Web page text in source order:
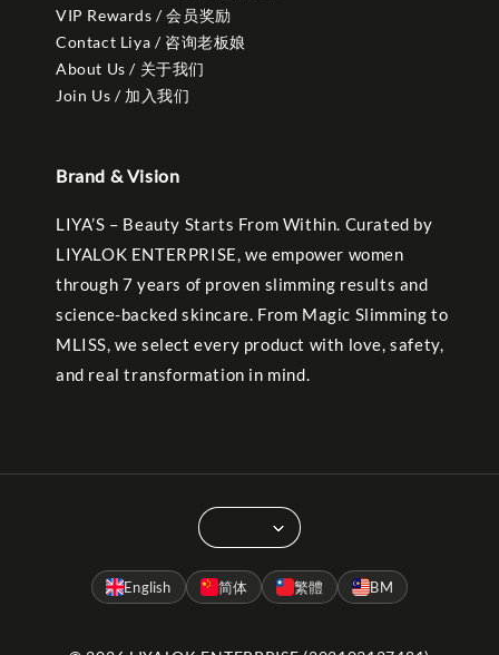
VIP Rewards / 会员奖励
Contact Liya / 咨询老板娘
About Us / 关于我们
Join Us / 加入我们
Brand & Vision
LIYA’S – Beauty Starts From Within. Curated by
LIYALOK ENTERPRISE, we empower women
through 7 years of proven slimming results and
science-backed skincare. From Magic Slimming to
MLISS, we select every product with love, safety,
and real transformation in mind.
English 简体 繁體 BM